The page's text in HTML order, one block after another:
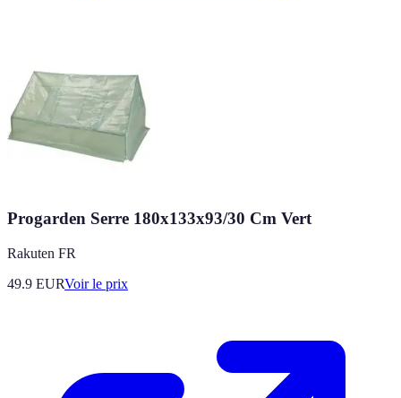
Progarden Serre 180x133x93/30 Cm Vert
Rakuten FR
49.9 EURVoir le prix